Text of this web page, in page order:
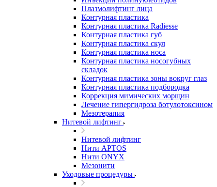
Плазмолифтинг лица
Контурная пластика
Контурная пластика Radiesse
Контурная пластика губ
Контурная пластика скул
Контурная пластика носа
Контурная пластика носогубных
складок
Контурная пластика зоны вокруг глаз
Контурная пластика подбородка
Коррекция мимических морщин
Лечение гипергидроза ботулотоксином
Мезотерапия
Нитевой лифтинг
Нитевой лифтинг
Нити APTOS
Нити ONYX
Мезонити
Уходовые процедуры